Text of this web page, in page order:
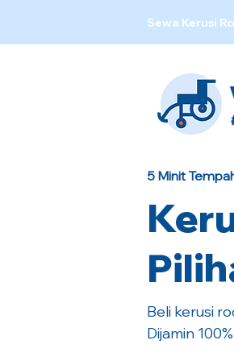
Sewa Kerusi
5 Minit
Beli kerusi
Dijamin